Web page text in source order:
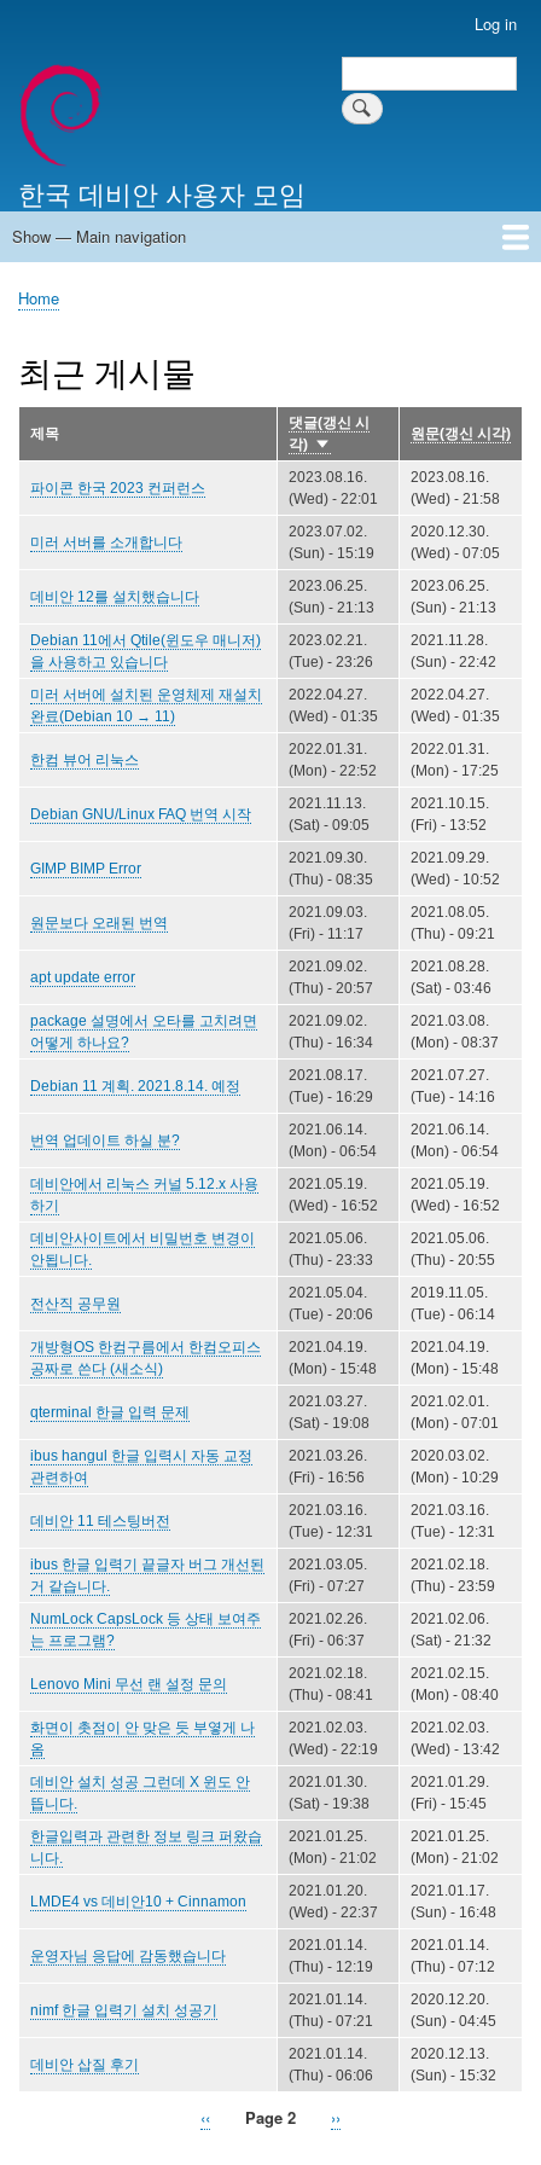
account
menu
Log in
Search
한국 데비안 사용자 모임
Main
Show — Main navigation
Home
알리는 말씀
최근 게시물
위키 문서
미러 서버
Breadcrumb
Home
최근 게시물
제목
댓글(갱신 시
각) Sort
ascending
원문(갱신 시각)
파이콘 한국 2023 컨퍼런스
2023.08.16.
(Wed) - 22:01
2023.08.16.
(Wed) - 21:58
미러 서버를 소개합니다
2023.07.02.
(Sun) - 15:19
2020.12.30.
(Wed) - 07:05
데비안 12를 설치했습니다
2023.06.25.
(Sun) - 21:13
2023.06.25.
(Sun) - 21:13
Debian 11에서 Qtile(윈도우 매니저)
을 사용하고 있습니다
2023.02.21.
(Tue) - 23:26
2021.11.28.
(Sun) - 22:42
미러 서버에 설치된 운영체제 재설치
완료(Debian 10 → 11)
2022.04.27.
(Wed) - 01:35
2022.04.27.
(Wed) - 01:35
한컴 뷰어 리눅스
2022.01.31.
(Mon) - 22:52
2022.01.31.
(Mon) - 17:25
Debian GNU/Linux FAQ 번역 시작
2021.11.13.
(Sat) - 09:05
2021.10.15.
(Fri) - 13:52
GIMP BIMP Error
2021.09.30.
(Thu) - 08:35
2021.09.29.
(Wed) - 10:52
원문보다 오래된 번역
2021.09.03.
(Fri) - 11:17
2021.08.05.
(Thu) - 09:21
apt update error
2021.09.02.
(Thu) - 20:57
2021.08.28.
(Sat) - 03:46
package 설명에서 오타를 고치려면
어떻게 하나요?
2021.09.02.
(Thu) - 16:34
2021.03.08.
(Mon) - 08:37
Debian 11 계획. 2021.8.14. 예정
2021.08.17.
(Tue) - 16:29
2021.07.27.
(Tue) - 14:16
번역 업데이트 하실 분?
2021.06.14.
(Mon) - 06:54
2021.06.14.
(Mon) - 06:54
데비안에서 리눅스 커널 5.12.x 사용
하기
2021.05.19.
(Wed) - 16:52
2021.05.19.
(Wed) - 16:52
데비안사이트에서 비밀번호 변경이
안됩니다.
2021.05.06.
(Thu) - 23:33
2021.05.06.
(Thu) - 20:55
전산직 공무원
2021.05.04.
(Tue) - 20:06
2019.11.05.
(Tue) - 06:14
개방형OS 한컴구름에서 한컴오피스
공짜로 쓴다 (새소식)
2021.04.19.
(Mon) - 15:48
2021.04.19.
(Mon) - 15:48
qterminal 한글 입력 문제
2021.03.27.
(Sat) - 19:08
2021.02.01.
(Mon) - 07:01
ibus hangul 한글 입력시 자동 교정
관련하여
2021.03.26.
(Fri) - 16:56
2020.03.02.
(Mon) - 10:29
데비안 11 테스팅버전
2021.03.16.
(Tue) - 12:31
2021.03.16.
(Tue) - 12:31
ibus 한글 입력기 끝글자 버그 개선된
거 같습니다.
2021.03.05.
(Fri) - 07:27
2021.02.18.
(Thu) - 23:59
NumLock CapsLock 등 상태 보여주
는 프로그램?
2021.02.26.
(Fri) - 06:37
2021.02.06.
(Sat) - 21:32
Lenovo Mini 무선 랜 설정 문의
2021.02.18.
(Thu) - 08:41
2021.02.15.
(Mon) - 08:40
화면이 촛점이 안 맞은 듯 부옇게 나
옴
2021.02.03.
(Wed) - 22:19
2021.02.03.
(Wed) - 13:42
데비안 설치 성공 그런데 X 윈도 안
뜹니다.
2021.01.30.
(Sat) - 19:38
2021.01.29.
(Fri) - 15:45
한글입력과 관련한 정보 링크 퍼왔습
니다.
2021.01.25.
(Mon) - 21:02
2021.01.25.
(Mon) - 21:02
LMDE4 vs 데비안10 + Cinnamon
2021.01.20.
(Wed) - 22:37
2021.01.17.
(Sun) - 16:48
운영자님 응답에 감동했습니다
2021.01.14.
(Thu) - 12:19
2021.01.14.
(Thu) - 07:12
nimf 한글 입력기 설치 성공기
2021.01.14.
(Thu) - 07:21
2020.12.20.
(Sun) - 04:45
데비안 삽질 후기
2021.01.14.
(Thu) - 06:06
2020.12.13.
(Sun) - 15:32
Previous
‹‹ Page 2
Next
››